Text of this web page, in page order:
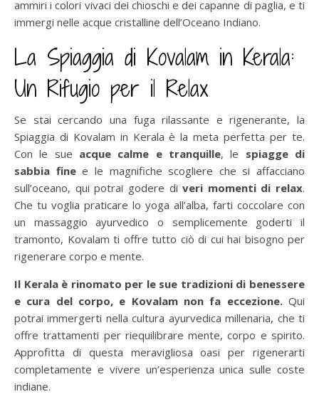
ammiri i colori vivaci dei chioschi e dei capanne di paglia, e ti
immergi nelle acque cristalline dell’Oceano Indiano.
La Spiaggia di Kovalam in Kerala:
Un Rifugio per il Relax
Se stai cercando una fuga rilassante e rigenerante, la
Spiaggia di Kovalam in Kerala è la meta perfetta per te.
Con le sue acque calme e tranquille, le spiagge di
sabbia finee le magnifiche scogliere che si affacciano
sull’oceano, qui potrai godere diveri momenti di relax.
Che tu voglia praticare lo yoga all’alba, farti coccolare con
un massaggio ayurvedico o semplicemente goderti il
tramonto, Kovalam ti offre tutto ciò di cui hai bisogno per
rigenerare corpo e mente.
Il Kerala è rinomato per le sue tradizioni di benessere
e cura del corpo, e Kovalam non fa eccezione.Qui
potrai immergerti nella cultura ayurvedica millenaria, che ti
offre trattamenti per riequilibrare mente, corpo e spirito.
Approfitta di questa meravigliosa oasi per rigenerarti
completamente e vivere un’esperienza unica sulle coste
indiane.